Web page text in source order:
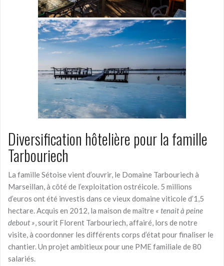
Diversification hôtelière pour la famille
Tarbouriech
La famille Sétoise vient d’ouvrir, le Domaine Tarbouriech à
Marseillan, à côté de l’exploitation ostréicole. 5 millions
d’euros ont été investis dans ce vieux domaine viticole d’1,5
hectare. Acquis en 2012, la maison de maître « tenait à peine
debout », sourit Florent Tarbouriech, affairé, lors de notre
visite, à coordonner les différents corps d’état pour finaliser le
chantier. Un projet ambitieux pour une PME familiale de 80
salariés.